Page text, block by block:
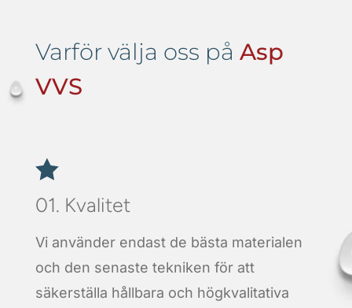
Varför välja oss på Asp
VVS

01. Kvalitet
Vi använder endast de bästa materialen
och den senaste tekniken för att
säkerställa hållbara och högkvalitativa